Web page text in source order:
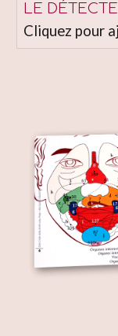
LE
Cliquez pour